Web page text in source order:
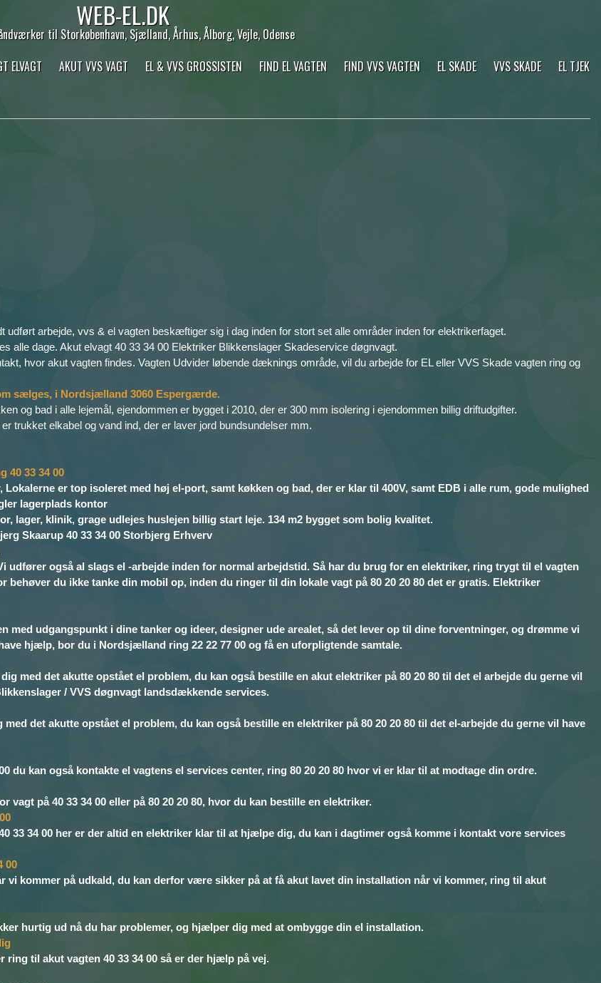
WEB-EL.DK
til Storkøbenhavn, Sjælland, Århus, Ålborg, Vejle, Odense
ELVAGT AKUT VVS VAGT EL & VVS GROSSISTEN FIND EL VAGTEN FIND VVS VAGTEN EL SKADE VVS SKADE
EL TJEK
udført arbejde, vvs & el vagten beskæftiger sig i dag inden for stort set alle områder inden for elektrikerfaget.
alle dage. Akut elvagt 40 33 34 00 Elektriker Blikkenslager Skadeservice døgnvagt.
hvor akut vagten findes. Vagten Udvider løbende dæknings område, vil du arbejde for EL eller VVS Skade vagten ring og
sælges, i Nordsjælland 3060 Espergærde.
og bad i alle lejemål, ejendommen er bygget i 2010, der er 300 mm isolering i ejendommen billig driftudgifter.
trukket elkabel og vand ind, der er laver jord bundsundelser mm.
40 33 34 00
er top isoleret med høj el-port, samt køkken og bad, der er klar til 400V, samt EDB i alle rum, gode mulighed
lagerplads kontor
klinik, grage udlejes huslejen billig start leje. 134 m2 bygget som bolig kvalitet.
Skaarup 40 33 34 00 Storbjerg Erhverv
også al slags el -arbejde inden for normal arbejdstid. Så har du brug for en elektriker, ring trygt til el vagten
behøver du ikke tanke din mobil op, inden du ringer til din lokale vagt på 80 20 20 80 det er gratis. Elektriker
med udgangspunkt i dine tanker og ideer, designer ude arealet, så det lever op til dine forventninger, og drømme vi
hjælp, bor du i Nordsjælland ring 22 22 77 00 og få en uforpligtende samtale.
med det akutte opstået el problem, du kan også bestille en akut elektriker på 80 20 80 til det el arbejde du gerne vil
/ VVS døgnvagt landsdækkende services.
det akutte opstået el problem, du kan også bestille en elektriker på 80 20 20 80 til det el-arbejde du gerne vil have
du kan også kontakte el vagtens el services center, ring 80 20 20 80 hvor vi er klar til at modtage din ordre.
på 40 33 34 00 eller på 80 20 20 80, hvor du kan bestille en elektriker.
33 34 00 her er der altid en elektriker klar til at hjælpe dig, du kan i dagtimer også komme i kontakt vore services
00
vi kommer på udkald, du kan derfor være sikker på at få akut lavet din installation når vi kommer, ring til akut
hurtig ud nå du har problemer, og hjælper dig med at ombygge din el installation.
ring til akut vagten 40 33 34 00 så er der hjælp på vej.